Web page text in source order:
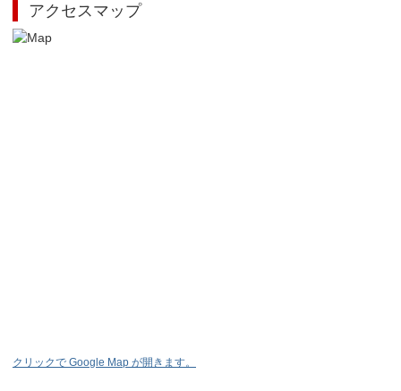
アクセスマップ
クリックで Google Map が開きます。